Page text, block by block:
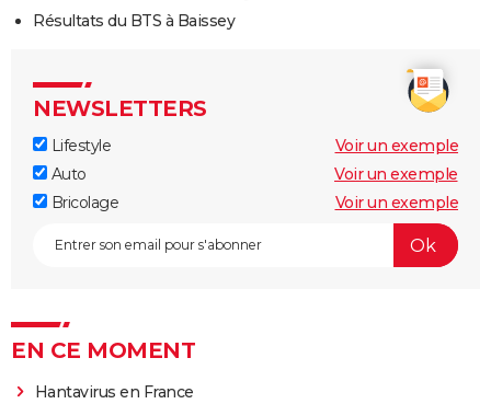
Résultats du BTS à Baissey
NEWSLETTERS
Lifestyle
Voir un exemple
Auto
Voir un exemple
Bricolage
Voir un exemple
EN CE MOMENT
Hantavirus en France